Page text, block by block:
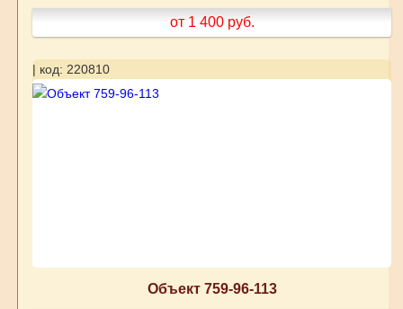
от 1 400 руб.
| код: 220810
Объект 759-96-113